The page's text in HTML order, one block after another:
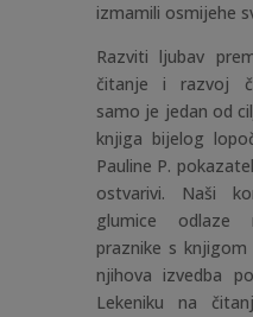
izmamili osmijehe
Razviti ljubav
čitanje i razvoj
samo je jedan od
knjiga bijelog
Pauline P.
ostvarivi. Naši
glumice odlaze
praznike s
njihova izvedba
Lekeniku na